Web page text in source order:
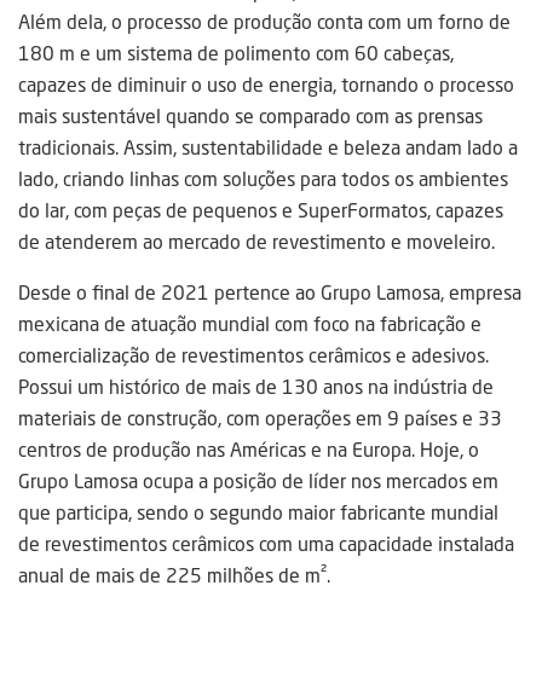
Além dela, o processo de produção conta com um forno de
180 m e um sistema de polimento com 60 cabeças,
capazes de diminuir o uso de energia, tornando o processo
mais sustentável quando se comparado com as prensas
tradicionais. Assim, sustentabilidade e beleza andam lado a
lado, criando linhas com soluções para todos os ambientes
do lar, com peças de pequenos e SuperFormatos, capazes
de atenderem ao mercado de revestimento e moveleiro.
Desde o final de 2021 pertence ao Grupo Lamosa, empresa
mexicana de atuação mundial com foco na fabricação e
comercialização de revestimentos cerâmicos e adesivos.
Possui um histórico de mais de 130 anos na indústria de
materiais de construção, com operações em 9 países e 33
centros de produção nas Américas e na Europa. Hoje, o
Grupo Lamosa ocupa a posição de líder nos mercados em
que participa, sendo o segundo maior fabricante mundial
de revestimentos cerâmicos com uma capacidade instalada
anual de mais de 225 milhões de m².